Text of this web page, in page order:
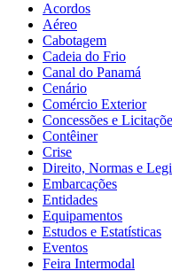
Acordos
Aéreo
Cabotagem
Cadeia do Frio
Canal do Panamá
Cenário
Comércio Exterior
Concessões e
Contêiner
Crise
Direito, Normas e
Embarcações
Entidades
Equipamentos
Estudos e Estatísticas
Eventos
Feira Intermodal